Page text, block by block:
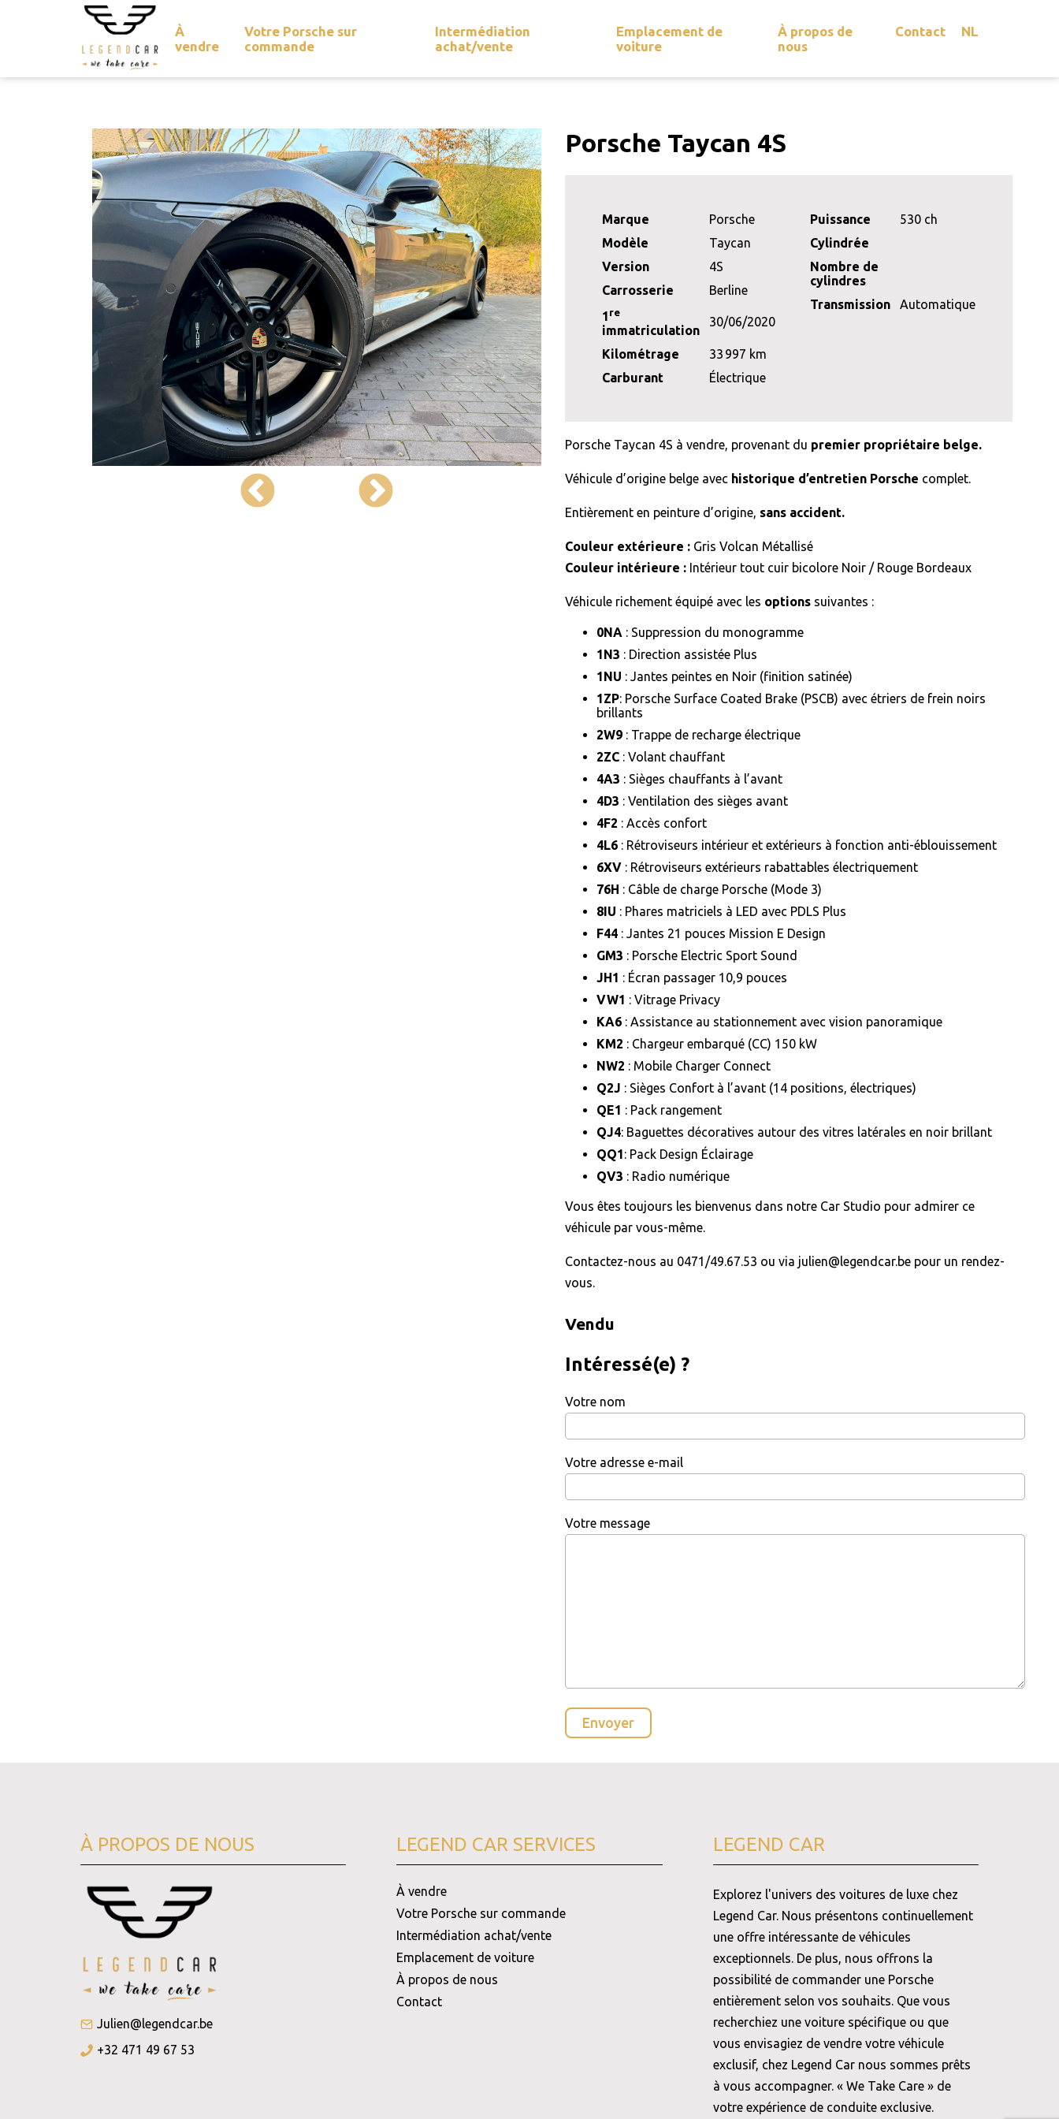
À
vendre
Votre Porsche sur
commande
Intermédiation
achat/vente
Emplacement de
voiture
À propos de
nous
Contact NL
Porsche Taycan 4S
Marque
Porsche
Modèle
Taycan
Version
4S
Carrosserie
Berline
1 re
immatriculation
30/06/2020
Kilométrage
33 997 km
Carburant
Électrique
Puissance
530 ch
Cylindrée
Nombre de
cylindres
Transmission
Automatique
Porsche Taycan 4S à vendre, provenant du premier propriétaire belge.
Véhicule d’origine belge avec historique d’entretien Porsche complet.
Entièrement en peinture d’origine, sans accident.
Couleur extérieure : Gris Volcan Métallisé
Couleur intérieure : Intérieur tout cuir bicolore Noir / Rouge Bordeaux
Véhicule richement équipé avec les options suivantes :
0NA : Suppression du monogramme
1N3 : Direction assistée Plus
1NU : Jantes peintes en Noir (finition satinée)
1ZP: Porsche Surface Coated Brake (PSCB) avec étriers de frein noirs
brillants
2W9 : Trappe de recharge électrique
2ZC : Volant chauffant
4A3 : Sièges chauffants à l’avant
4D3 : Ventilation des sièges avant
4F2 : Accès confort
4L6 : Rétroviseurs intérieur et extérieurs à fonction anti-éblouissement
6XV : Rétroviseurs extérieurs rabattables électriquement
76H : Câble de charge Porsche (Mode 3)
8IU : Phares matriciels à LED avec PDLS Plus
F44 : Jantes 21 pouces Mission E Design
GM3 : Porsche Electric Sport Sound
JH1 : Écran passager 10,9 pouces
VW1 : Vitrage Privacy
KA6 : Assistance au stationnement avec vision panoramique
KM2 : Chargeur embarqué (CC) 150 kW
NW2 : Mobile Charger Connect
Q2J : Sièges Confort à l’avant (14 positions, électriques)
QE1 : Pack rangement
QJ4: Baguettes décoratives autour des vitres latérales en noir brillant
QQ1: Pack Design Éclairage
QV3 : Radio numérique
Vous êtes toujours les bienvenus dans notre Car Studio pour admirer ce
véhicule par vous-même.
Contactez-nous au 0471/49.67.53 ou via julien@legendcar.be pour un rendez-
vous.
Vendu
Intéressé(e) ?
Votre nom
Votre adresse e-mail
Votre message
À PROPOS DE NOUS
Julien@legendcar.be
+32 471 49 67 53
LEGEND CAR SERVICES
À vendre
Votre Porsche sur commande
Intermédiation achat/vente
Emplacement de voiture
À propos de nous
Contact
LEGEND CAR
Explorez l'univers des voitures de luxe chez
Legend Car. Nous présentons continuellement
une offre intéressante de véhicules
exceptionnels. De plus, nous offrons la
possibilité de commander une Porsche
entièrement selon vos souhaits. Que vous
recherchiez une voiture spécifique ou que
vous envisagiez de vendre votre véhicule
exclusif, chez Legend Car nous sommes prêts
à vous accompagner. « We Take Care » de
votre expérience de conduite exclusive.